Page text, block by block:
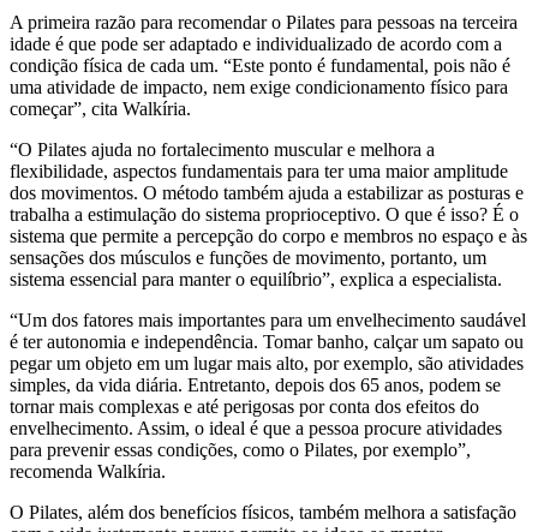
A primeira razão para recomendar o Pilates para pessoas na terceira
idade é que pode ser adaptado e individualizado de acordo com a
condição física de cada um. “Este ponto é fundamental, pois não é
uma atividade de impacto, nem exige condicionamento físico para
começar”, cita Walkíria.
“O Pilates ajuda no fortalecimento muscular e melhora a
flexibilidade, aspectos fundamentais para ter uma maior amplitude
dos movimentos. O método também ajuda a estabilizar as posturas e
trabalha a estimulação do sistema proprioceptivo. O que é isso? É o
sistema que permite a percepção do corpo e membros no espaço e às
sensações dos músculos e funções de movimento, portanto, um
sistema essencial para manter o equilíbrio”, explica a especialista.
“Um dos fatores mais importantes para um envelhecimento saudável
é ter autonomia e independência. Tomar banho, calçar um sapato ou
pegar um objeto em um lugar mais alto, por exemplo, são atividades
simples, da vida diária. Entretanto, depois dos 65 anos, podem se
tornar mais complexas e até perigosas por conta dos efeitos do
envelhecimento. Assim, o ideal é que a pessoa procure atividades
para prevenir essas condições, como o Pilates, por exemplo”,
recomenda Walkíria.
O Pilates, além dos benefícios físicos, também melhora a satisfação